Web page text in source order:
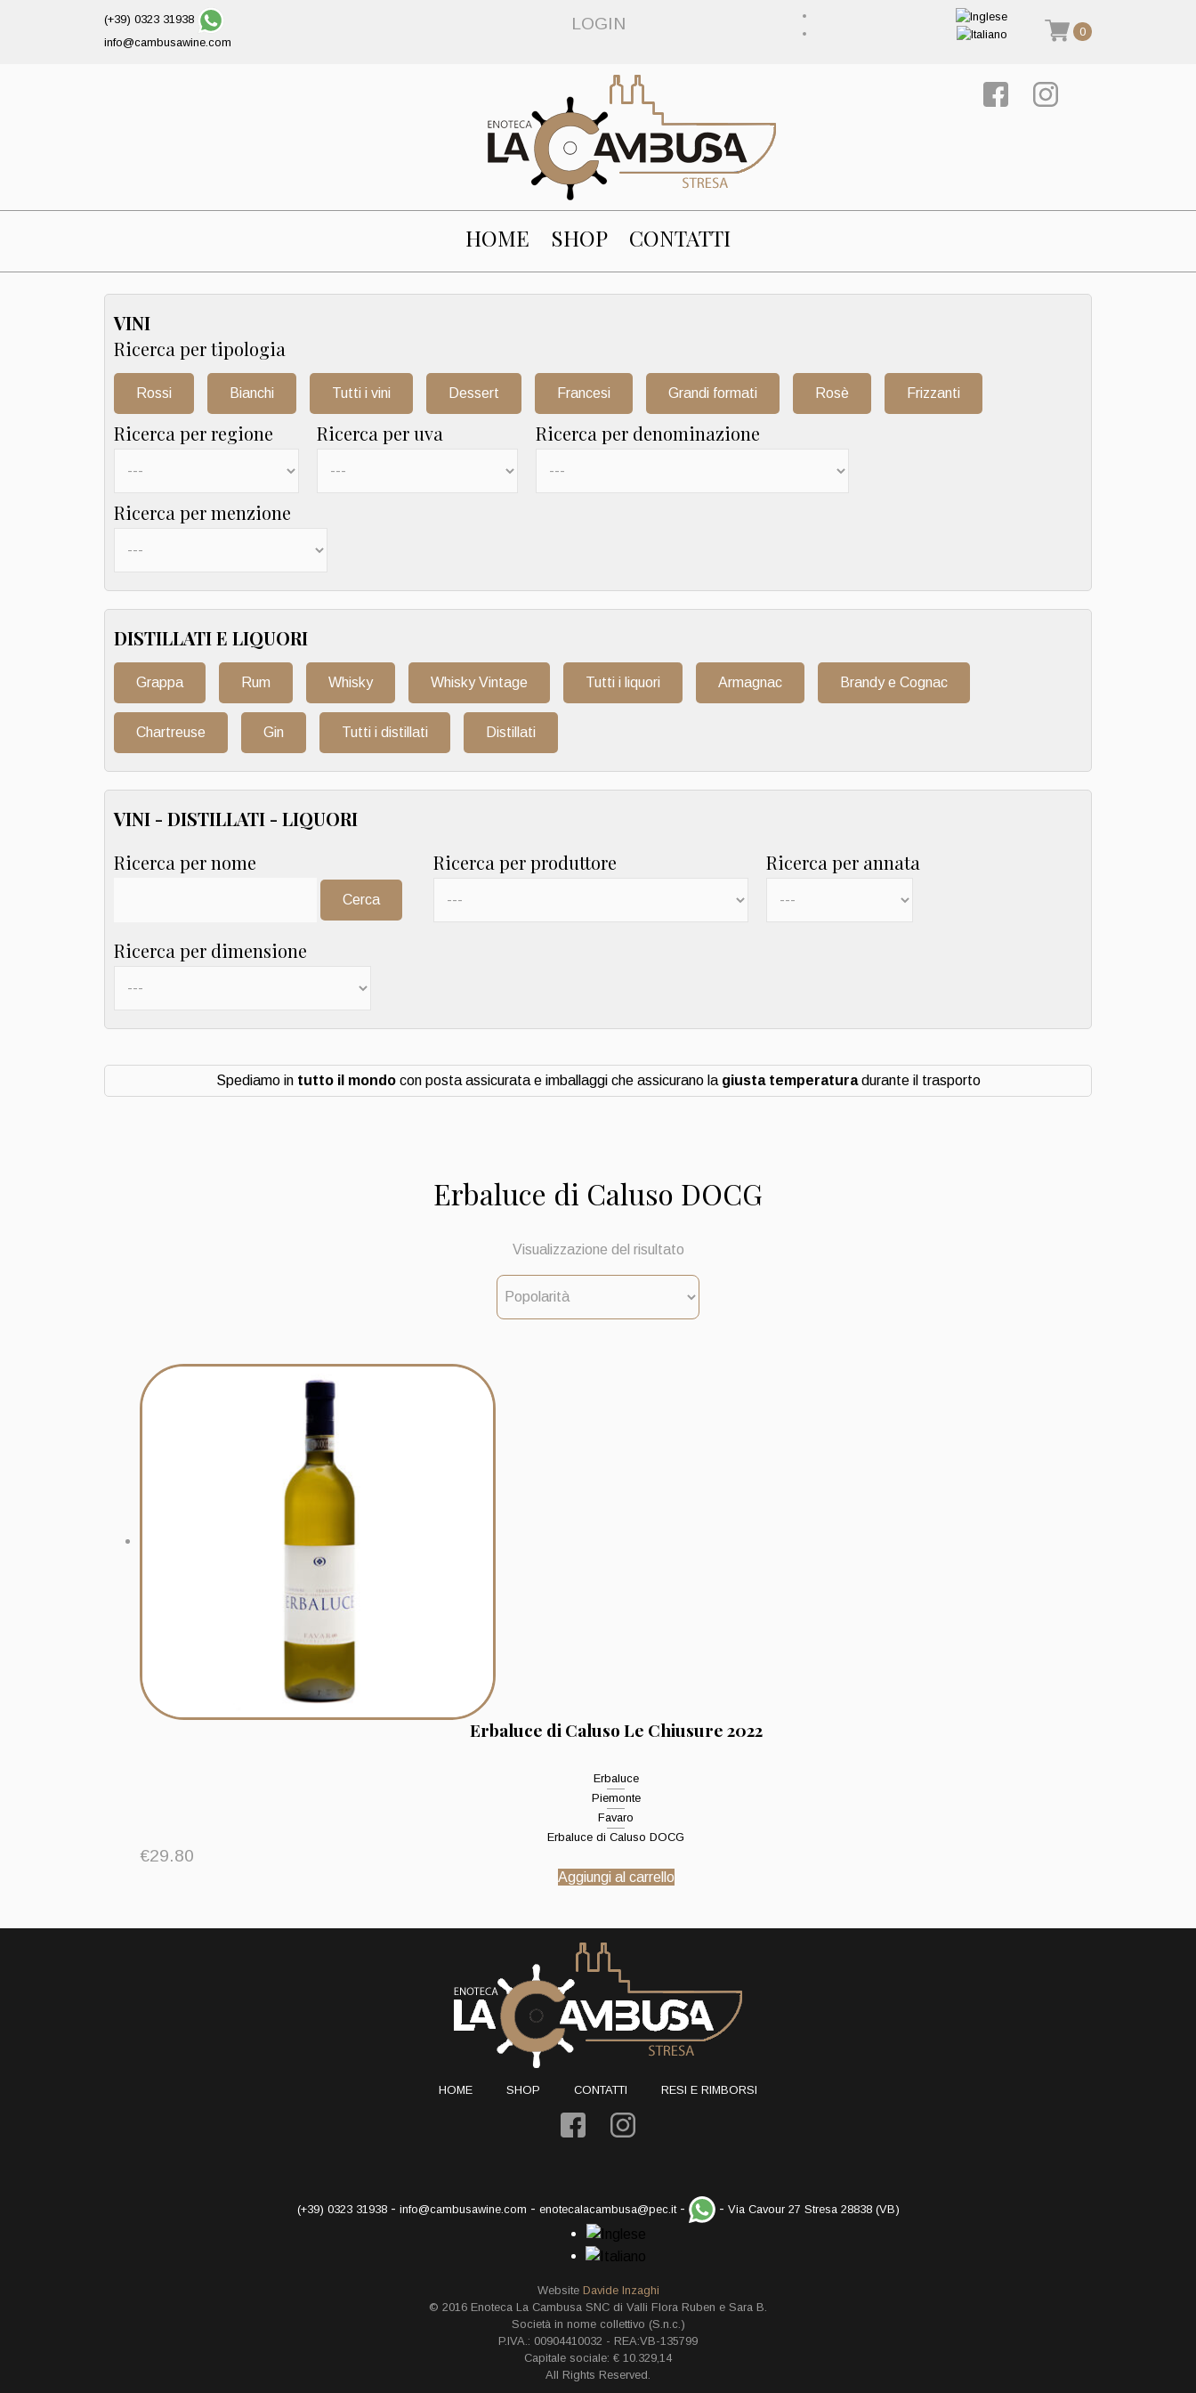
(+39) 0323 31938
info@cambusawine.com
LOGIN 0
HOME SHOP CONTATTI
VINI
Ricerca per tipologia
Rossi Bianchi Tutti i vini Dessert Francesi Grandi formati Rosè Frizzanti
Ricerca per regione Ricerca per uva Ricerca per denominazione
Ricerca per menzione
DISTILLATI E LIQUORI
Grappa Rum Whisky Whisky Vintage Tutti i liquori Armagnac Brandy e Cognac
Chartreuse Gin Tutti i distillati Distillati
VINI - DISTILLATI - LIQUORI
Ricerca per nome
Ricerca per produttore Ricerca per annata
Ricerca per dimensione
Spediamo in tutto il mondocon posta assicurata e imballaggi che assicurano la giusta temperaturadurante il trasporto
Erbaluce di Caluso DOCG
Visualizzazione del risultato
Erbaluce di Caluso Le Chiusure 2022
Erbaluce
Piemonte
Favaro
Erbaluce di Caluso DOCG
€29.80
Aggiungi al carrello
HOME SHOP CONTATTI RESI E RIMBORSI
(+39) 0323 31938- info@cambusawine.com - enotecalacambusa@pec.it- - Via Cavour 27 Stresa 28838 (VB)
Website Davide Inzaghi
© 2016 Enoteca La Cambusa SNC di Valli Flora Ruben e Sara B.
Società in nome collettivo (S.n.c.)
P.IVA.: 00904410032 - REA:VB-135799
Capitale sociale: € 10.329,14
All Rights Reserved.